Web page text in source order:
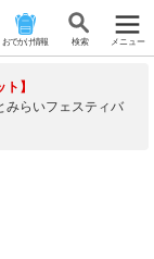
おでかけ情報 検 索 メニュー
】
みらいフェスティバ